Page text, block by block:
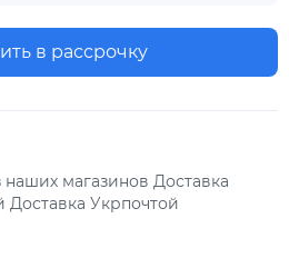
в рассрочку
магазинов Доставка
Укрпочтой